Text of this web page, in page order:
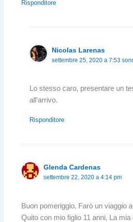
Risponditore
Nicolas Larenas
settembre 25, 2020 a 7:53
Lo stesso caro, presentare un
all'arrivo.
Risponditore
Glenda Cardenas
settembre 22, 2020 a 4:14 pm
Buon pomeriggio, Farò un viaggio
Quito con mio figlio 11 anni, La